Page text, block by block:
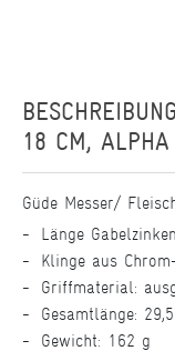
18 CM, ALPHA
Güde Messer/
Länge
Klinge aus
Griffmaterial:
Gesamtlänge:
Gewicht: 162 g